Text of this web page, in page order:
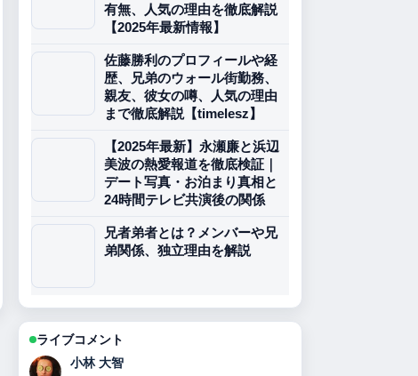
有無、人気の理由を徹底解説
【2025年最新情報】
佐藤勝利のプロフィールや経
歴、兄弟のウォール街勤務、
親友、彼女の噂、人気の理由
まで徹底解説【timelesz】
【2025年最新】永瀬廉と浜辺
美波の熱愛報道を徹底検証｜
デート写真・お泊まり真相と
24時間テレビ共演後の関係
兄者弟者とは？メンバーや兄
弟関係、独立理由を解説
ライブコメント
田中 美咲